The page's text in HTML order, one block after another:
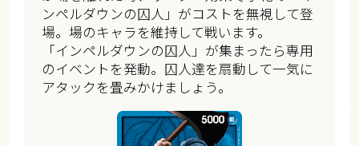
ンペルダウンの囚人」がコストを無視して登
場。場のキャラを維持して戦います。
「インペルダウンの囚人」が集まったら専用
のイベントを発動。囚人達を扇動して一気に
アタックを畳みかけましょう。